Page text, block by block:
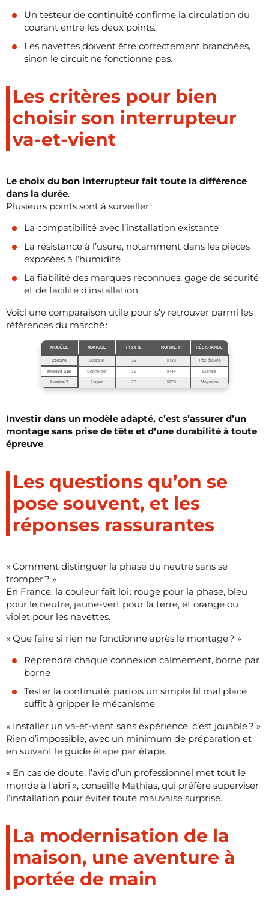
Un testeur de continuité confirme la circulation du
courant entre les deux points.
Les navettes doivent être correctement branchées,
sinon le circuit ne fonctionne pas.
Les critères pour bien
choisir son interrupteur
va-et-vient
Le choix du bon interrupteur fait toute la différence
dans la durée.
Plusieurs points sont à surveiller :
La compatibilité avec l’installation existante
La résistance à l’usure, notamment dans les pièces
exposées à l’humidité
La fiabilité des marques reconnues, gage de sécurité
et de facilité d’installation
Voici une comparaison utile pour s’y retrouver parmi les
références du marché :
MODÈLE MARQUE PRIX (€) NORME IP RÉSISTANCE
Celiane Legrand 15 IP20 Très élevée
Mureva Styl Schneider 12 IP44 Élevée
Lumina 2 Hager 10 IP20 Moyenne
Investir dans un modèle adapté, c’est s’assurer d’un
montage sans prise de tête et d’une durabilité à toute
épreuve.
Les questions qu’on se
pose souvent, et les
réponses rassurantes
« Comment distinguer la phase du neutre sans se
tromper ? »
En France, la couleur fait loi : rouge pour la phase, bleu
pour le neutre, jaune-vert pour la terre, et orange ou
violet pour les navettes.
« Que faire si rien ne fonctionne après le montage ? »
Reprendre chaque connexion calmement, borne par
borne
Tester la continuité, parfois un simple fil mal placé
suffit à gripper le mécanisme
« Installer un va-et-vient sans expérience, c’est jouable ? »
Rien d’impossible, avec un minimum de préparation et
en suivant le guide étape par étape.
« En cas de doute, l’avis d’un professionnel met tout le
monde à l’abri », conseille Mathias, qui préfère superviser
l’installation pour éviter toute mauvaise surprise.
La modernisation de la
maison, une aventure à
portée de main